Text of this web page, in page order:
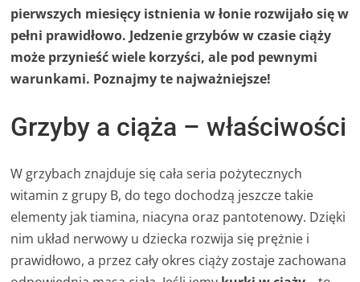
pierwszych miesięcy istnienia w łonie rozwijało się w
pełni prawidłowo. Jedzenie grzybów w czasie ciąży
może przynieść wiele korzyści, ale pod pewnymi
warunkami. Poznajmy te najważniejsze!
Grzyby a ciąża – właściwości
W grzybach znajduje się cała seria pożytecznych
witamin z grupy B, do tego dochodzą jeszcze takie
elementy jak tiamina, niacyna oraz pantotenowy. Dzięki
nim układ nerwowy u dziecka rozwija się prężnie i
prawidłowo, a przez cały okres ciąży zostaje zachowana